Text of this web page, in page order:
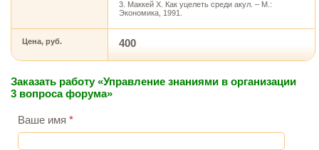
3. Маккей Х. Как уцелеть среди акул. – М.:
Экономика, 1991.
Цена, руб. 400
Заказать работу «Управление знаниями в организации
3 вопроса форума»
Ваше имя *